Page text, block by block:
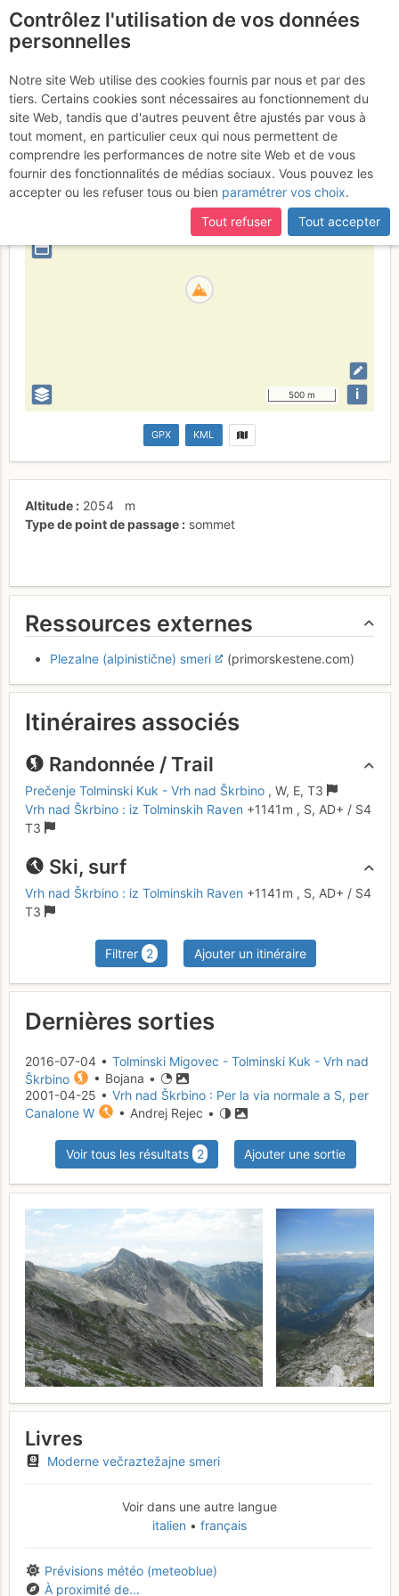
Vrh nad Škrbino
Slovenija Julijske Alpe
+
–
500 m i
GPX KML
Altitude 2054
m
Type de point de passage
sommet
Ressources externes
Plezalne (alpinistične) smeri (primorskestene.com)
Itinéraires associés
Randonnée / Trail
Prečenje Tolminski Kuk - Vrh nad Škrbino , W, E, T3
Vrh nad Škrbino : iz Tolminskih Raven +1141 m , S, AD+ / S4
T3
Ski, surf
Vrh nad Škrbino : iz Tolminskih Raven +1141 m , S, AD+ / S4
T3
Filtrer 2 Ajouter un itinéraire
Dernières sorties
2016-07-04 • Tolminski Migovec - Tolminski Kuk - Vrh nad
Škrbino
• Bojana •
2001-04-25 • Vrh nad Škrbino : Per la via normale a S, per
Canalone W
• Andrej Rejec •
Voir tous les résultats 2 Ajouter une sortie
Livres
Moderne večraztežajne smeri
Voir dans une autre langue
italien
français
Prévisions météo (meteoblue)
À proximité de...
Contrôlez l'utilisation de vos données
personnelles
Notre site Web utilise des cookies fournis par nous et par des
tiers. Certains cookies sont nécessaires au fonctionnement du
site Web, tandis que d'autres peuvent être ajustés par vous à
tout moment, en particulier ceux qui nous permettent de
comprendre les performances de notre site Web et de vous
fournir des fonctionnalités de médias sociaux. Vous pouvez les
accepter ou les refuser tous ou bien paramétrer vos choix.
Tout refuser
Tout accepter